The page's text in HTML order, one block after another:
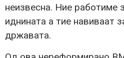
неизвесна. Ние работиме
иднината а тие навиваат
државата.